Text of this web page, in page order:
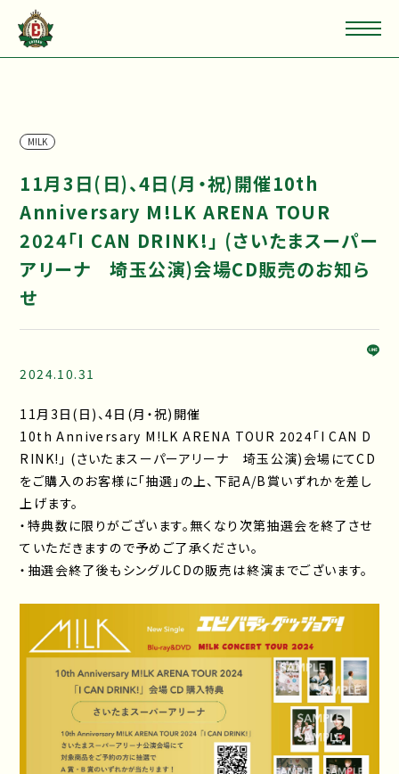
M!LK
11月3日(日)、4日(月・祝)開催10th
Anniversary M!LK ARENA TOUR
2024「I CAN DRINK!」 (さいたまスーパー
アリーナ 埼玉公演)会場CD販売のお知ら
せ
2024.10.31
11月3日(日)、4日(月・祝)開催
10th Anniversary M!LK ARENA TOUR 2024「I CAN D
RINK!」 (さいたまスーパーアリーナ 埼玉公演)会場にてCD
をご購入のお客様に「抽選」の上、下記A/B賞いずれかを差し
上げます。
・特典数に限りがございます。無くなり次第抽選会を終了させ
ていただきますので予めご了承ください。
・抽選会終了後もシングルCDの販売は終演までございます。